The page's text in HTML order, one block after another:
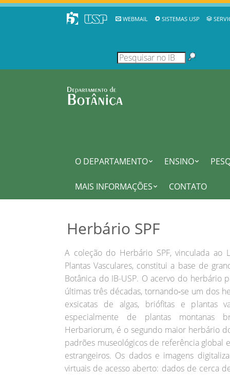
WEBMAIL SISTEMAS USP
O DEPARTAMENTO ENSINO
MAIS INFORMAÇÕES CONTATO
Herbário SPF
A coleção do Herbário SPF, vinculada ao
Plantas Vasculares, constitui a base de
Botânica do IB-USP. O acervo do herbário
últimas três décadas, tornando‐se um dos
exsicatas de algas, briófitas e plantas
especialmente de plantas montanas
Herbariorum, é o segundo maior herbário
padrões museológicos de referência global
estrangeiros. Os dados e imagens
virtuais de acesso aberto: dados de cerca